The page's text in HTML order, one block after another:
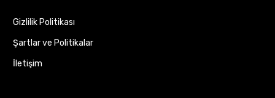
Gizlilik Politikası
Şartlar ve Politikalar
İletişim